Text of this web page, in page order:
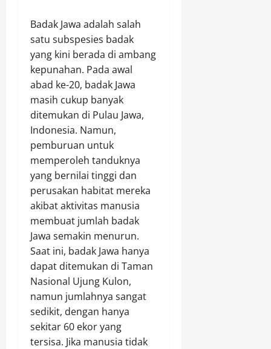
Badak Jawa adalah salah
satu subspesies badak
yang kini berada di ambang
kepunahan. Pada awal
abad ke-20, badak Jawa
masih cukup banyak
ditemukan di Pulau Jawa,
Indonesia. Namun,
pemburuan untuk
memperoleh tanduknya
yang bernilai tinggi dan
perusakan habitat mereka
akibat aktivitas manusia
membuat jumlah badak
Jawa semakin menurun.
Saat ini, badak Jawa hanya
dapat ditemukan di Taman
Nasional Ujung Kulon,
namun jumlahnya sangat
sedikit, dengan hanya
sekitar 60 ekor yang
tersisa. Jika manusia tidak